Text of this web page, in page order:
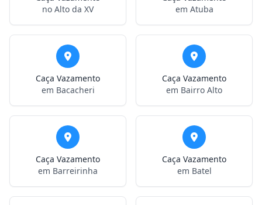
no Alto da XV
em Atuba
Caça Vazamento
em Bacacheri
Caça Vazamento
em Bairro Alto
Caça Vazamento
em Barreirinha
Caça Vazamento
em Batel